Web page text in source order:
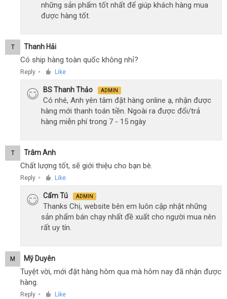
những sản phẩm tốt nhất để giúp khách hàng mua
được hàng tốt.
T Thanh Hải
Có ship hàng toàn quốc không nhỉ?
Reply ● Like
BS Thanh Thảo ADMIN
Có nhé, Anh yên tâm đặt hàng online ạ, nhận được
hàng mới thanh toán tiền. Ngoài ra được đổi/trả
hàng miễn phí trong 7 - 15 ngày
T Trâm Anh
Chất lượng tốt, sẽ giới thiệu cho bạn bè.
Reply ● Like
Cẩm Tú ADMIN
Thanks Chị, website bên em luôn cập nhật những
sản phẩm bán chạy nhất đề xuất cho người mua nên
rất uy tín.
M Mỹ Duyên
Tuyệt vời, mới đặt hàng hôm qua mà hôm nay đã nhận được
hàng.
Reply ● Like